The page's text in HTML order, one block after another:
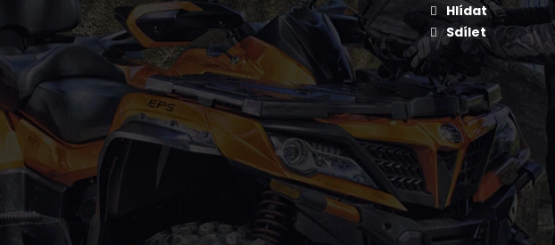
Hlídat
Sdílet
ELEKTRICKÝ MOTOCYKL 79BIKE FALCON
PRO
114 990 Kč